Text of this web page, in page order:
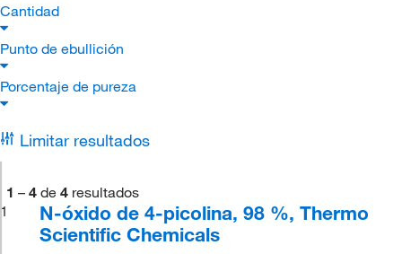
Cantidad
Punto de ebullición
Porcentaje de pureza
Limitar resultados
1 – 4 de 4 resultados
1
N-óxido de 4-picolina, 98 %, Thermo
Scientific Chemicals